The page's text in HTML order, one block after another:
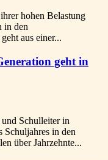
hohen Belastung
in den
aus einer...
geht in
Schulleiter in
Schuljahres in den
über Jahrzehnte...